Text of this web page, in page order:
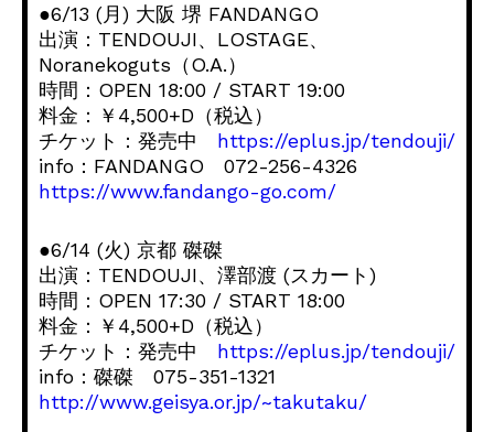
●6/13 (月) 大阪 堺 FANDANGO
出演：TENDOUJI、LOSTAGE、
Noranekoguts（O.A.）
時間：OPEN 18:00 / START 19:00
料金：￥4,500+D（税込）
チケット：発売中 https://eplus.jp/tendouji/
info：FANDANGO 072-256-4326
https://www.fandango-go.com/
●6/14 (火) 京都 磔磔
出演：TENDOUJI、澤部渡 (スカート)
時間：OPEN 17:30 / START 18:00
料金：￥4,500+D（税込）
チケット：発売中 https://eplus.jp/tendouji/
info：磔磔 075-351-1321
http://www.geisya.or.jp/~takutaku/